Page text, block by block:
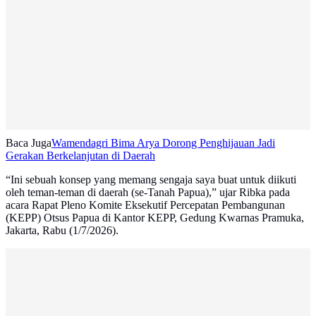
Baca JugaWamendagri Bima Arya Dorong Penghijauan Jadi
Gerakan Berkelanjutan di Daerah
“Ini sebuah konsep yang memang sengaja saya buat untuk diikuti
oleh teman-teman di daerah (se-Tanah Papua),” ujar Ribka pada
acara Rapat Pleno Komite Eksekutif Percepatan Pembangunan
(KEPP) Otsus Papua di Kantor KEPP, Gedung Kwarnas Pramuka,
Jakarta, Rabu (1/7/2026).